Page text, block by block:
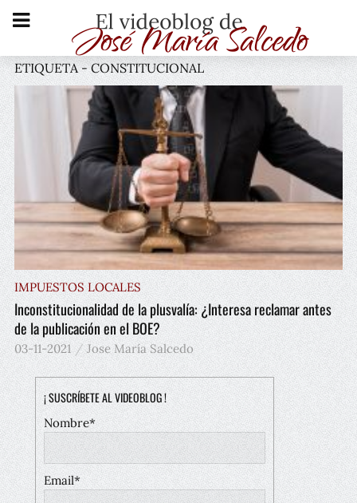
ETIQUETA - CONSTITUCIONAL
IMPUESTOS LOCALES
Inconstitucionalidad de la plusvalía: ¿Interesa reclamar antes
de la publicación en el BOE?
03-11-2021 Jose María Salcedo
¡ SUSCRÍBETE AL VIDEOBLOG !
Nombre*
Email*